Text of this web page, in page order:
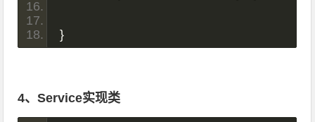
}
4、Service实现类